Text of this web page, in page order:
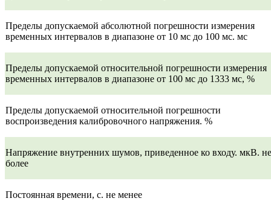
Пределы допускаемой абсолютной погрешности измерения
временных интервалов в диапазоне от 10 мс до 100 мс. мс
Пределы допускаемой относительной погрешности измерения
временных интервалов в диапазоне от 100 мс до 1333 мс, %
Пределы допускаемой относительной погрешности
воспроизведения калибровочного напряжения. %
Напряжение внутренних шумов, приведенное ко входу. мкВ. не
более
Постоянная времени, с. не менее